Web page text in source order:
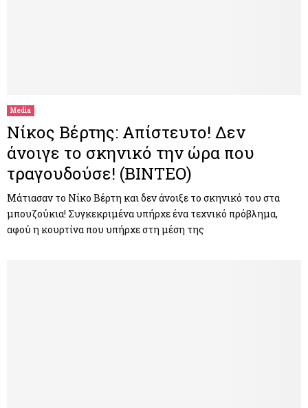
Media
Νίκος Βέρτης: Απίστευτο! Δεν
άνοιγε το σκηνικό την ώρα που
τραγουδούσε! (ΒΙΝΤΕΟ)
Μάτιασαν το Νίκο Βέρτη και δεν άνοιξε το σκηνικό του στα
μπουζούκια! Συγκεκριμένα υπήρχε ένα τεχνικό πρόβλημα,
αφού η κουρτίνα που υπήρχε στη μέση της